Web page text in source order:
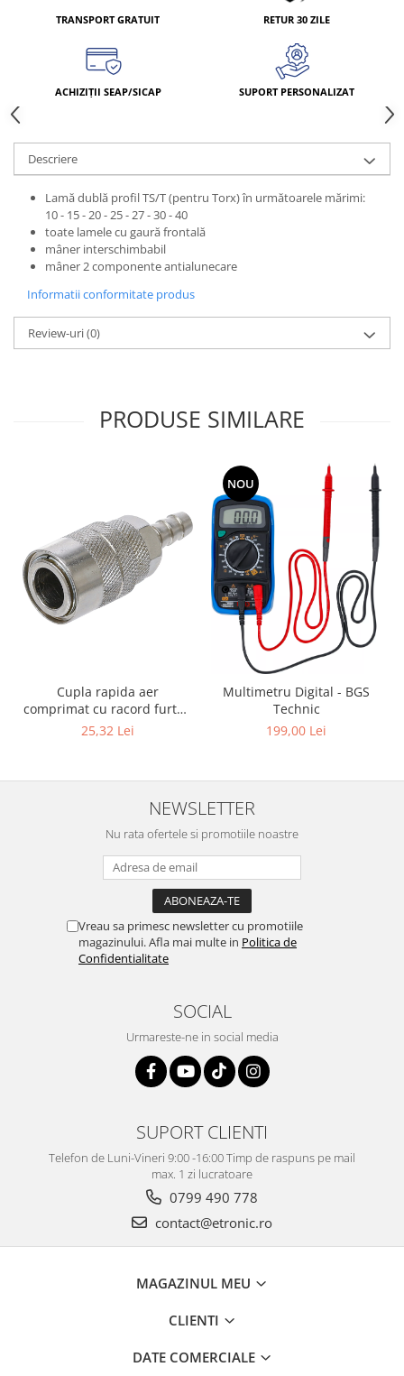
TRANSPORT GRATUIT RETUR 30 ZILE
ACHIZIȚII SEAP/SICAP SUPORT PERSONALIZAT
Descriere
Lamă dublă profil TS/T (pentru Torx) în următoarele mărimi:
10 - 15 - 20 - 25 - 27 - 30 - 40
toate lamele cu gaură frontală
mâner interschimbabil
mâner 2 componente antialunecare
Informatii conformitate produs
Review-uri(0)
PRODUSE SIMILARE
Cupla rapida aer
comprimat cu racord furtun
8 mm (5/16") | SUA / Franta
25,32 Lei
NOU
Multimetru Digital - BGS
Technic
199,00 Lei
NEWSLETTER
Nu rata ofertele si promotiile noastre
Vreau sa primesc newsletter cu promotiile
magazinului. Afla mai multe in Politica de
Confidentialitate
SOCIAL
Urmareste-ne in social media
SUPORT CLIENTI
Telefon de Luni-Vineri 9:00 -16:00 Timp de raspuns pe mail
max. 1 zi lucratoare
0799 490 778
contact@etronic.ro
MAGAZINUL MEU
CLIENTI
DATE COMERCIALE